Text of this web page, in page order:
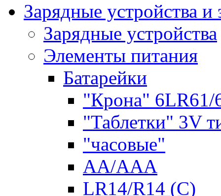
Зарядные устройства
Зарядные устройства
Элементы питания
Батарейки
"Крона" 6LR61/
"Таблетки" 3V
"часовые"
AA/AAA
LR14/R14 (C)